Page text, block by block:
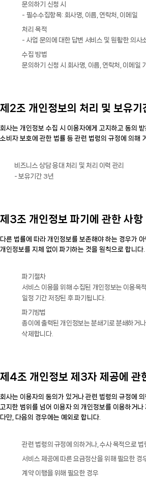
문의하기 신청 시
- 필수수집항목: 회사명, 이름, 연락처, 이메일
처리 목적
- 사업 문의에 대한 답변 서비스 및 원활한 의사
수집 방법
문의하기 신청 시 회사명, 이름, 연락처, 이메일
제2조 개인정보의 처리 및 보유기
회사는 개인정보 수집 시 이용자에게 고지하고 동의
소비자 보호에 관한 법률 등 관련 법령의 규정에 의해
비즈니스 상담 응대 처리 및 처리 이력 관리
- 보유기간 3년
제3조 개인정보 파기에 관한 사항
다른 법률에 따라 개인정보를 보존해야 하는 경우가
개인정보를 지체 없이 파기하는 것을 원칙으로 합니다.
파기절차
서비스 이용을 위해 수집된 개인정보는 이용목
일정 기간 저장된 후 파기됩니다.
파기방법
종이에 출력된 개인정보는 분쇄기로 분쇄하거
삭제합니다.
제4조 개인정보 제3자 제공에 관
회사는 이용자의 동의가 있거나 관련 법령의 규정에
고지한 범위를 넘어 이용자 의 개인정보를 이용하거
다만, 다음의 경우에는 예외로 합니다.
관련 법령의 규정에 의하거나, 수사 목적으로
서비스 제공에 따른 요금정산을 위해 필요한 경
계약 이행을 위해 필요한 경우